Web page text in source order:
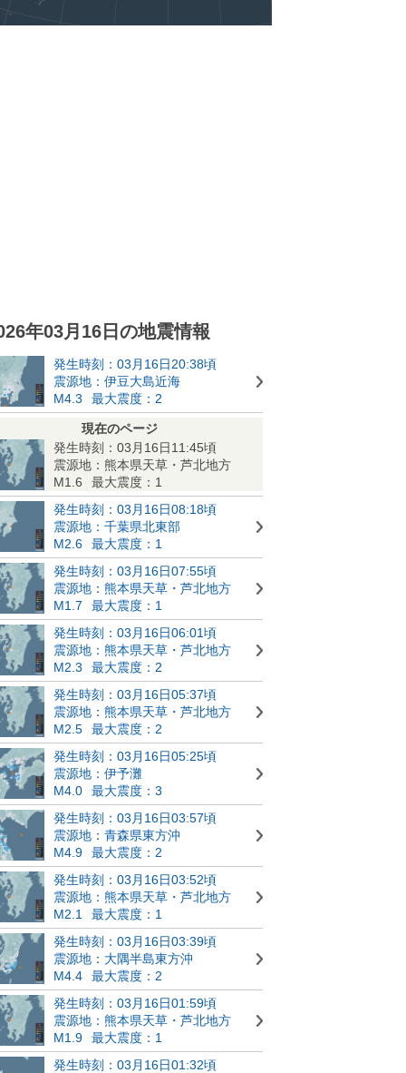
年03月16日の地震情報
発生時刻：03月16日20:38頃
震源地：伊豆大島近海
M4.3
最大震度：2
現在のページ
発生時刻：03月16日11:45頃
震源地：熊本県天草・芦北地方
M1.6
最大震度：1
発生時刻：03月16日08:18頃
震源地：千葉県北東部
M2.6
最大震度：1
発生時刻：03月16日07:55頃
震源地：熊本県天草・芦北地方
M1.7
最大震度：1
発生時刻：03月16日06:01頃
震源地：熊本県天草・芦北地方
M2.3
最大震度：2
発生時刻：03月16日05:37頃
震源地：熊本県天草・芦北地方
M2.5
最大震度：2
発生時刻：03月16日05:25頃
震源地：伊予灘
M4.0
最大震度：3
発生時刻：03月16日03:57頃
震源地：青森県東方沖
M4.9
最大震度：2
発生時刻：03月16日03:52頃
震源地：熊本県天草・芦北地方
M2.1
最大震度：1
発生時刻：03月16日03:39頃
震源地：大隅半島東方沖
M4.4
最大震度：2
発生時刻：03月16日01:59頃
震源地：熊本県天草・芦北地方
M1.9
最大震度：1
発生時刻：03月16日01:32頃